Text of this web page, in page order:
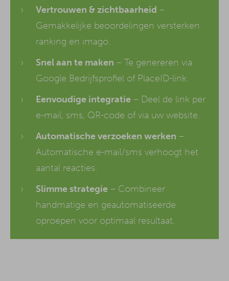
Vertrouwen & zichtbaarheid –
Gemakkelijke beoordelingen versterken
ranking en imago.
Snel aan te maken – Te genereren via
Google Bedrijfsprofiel of PlaceID-link.
Eenvoudige integratie – Deel de link per
e-mail, sms, QR-code of via uw website.
Automatische verzoeken werken –
Automatische e-mail/sms verhoogt het
aantal reacties.
Slimme strategie – Combineer
handmatige en geautomatiseerde
oproepen voor optimaal resultaat.